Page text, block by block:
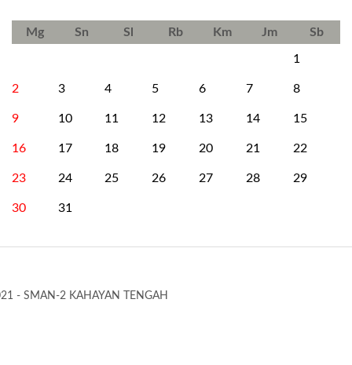
Mg Sn Sl Rb Km Jm Sb
1
2 3 4 5 6 7 8
9 10 11 12 13 14 15
16 17 18 19 20 21 22
23 24 25 26 27 28 29
30 31
- SMAN-2 KAHAYAN TENGAH